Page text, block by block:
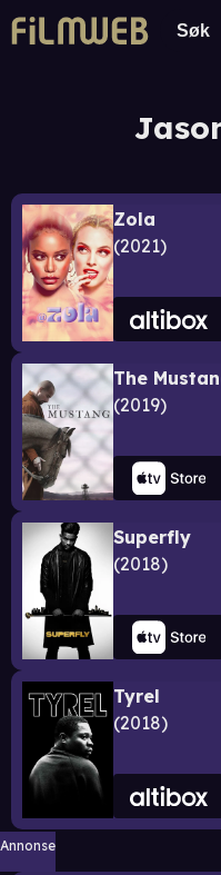
Zola
2021
The
2019
Superfly
2018
Tyrel
2018
Annonse